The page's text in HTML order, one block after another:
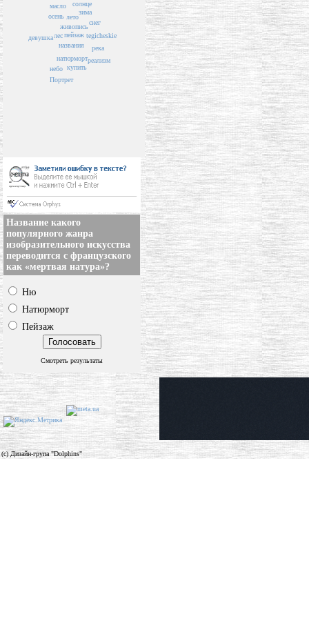
пейзаж
названия
живопись
лето
натюрморт
купить
солнце
лес
зима
осень
масло
река
снег
tegicheskie
реализм
небо
Портрет
девушка
Название какого
популярного жанра
изобразительного искусства
переводится с французского
как «мертвая натура»?
Ню
Натюрморт
Пейзаж
Смотреть результаты
(c) Дизайн-група "Dolphins"